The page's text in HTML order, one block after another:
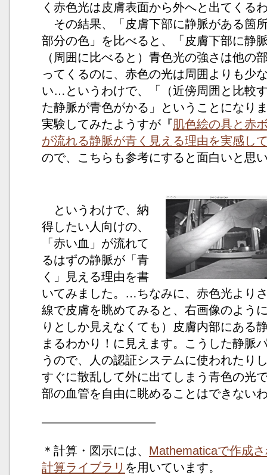
く赤色光は皮膚表面から外へと出てくる
その結果、「皮膚下部に静脈がある箇
部分の色」を比べると、「皮膚下部に静
（周囲に比べると）青色光の強さは他の
ってくるのに、赤色の光は周囲よりも少
い…というわけで、「（近傍周囲と比較
た静脈が青色がかる」ということになり
実験してみたようすが『肌色絵の具と赤
が流れる静脈が青く見える理由を実感し
ので、こちらも参考にすると面白いと思
というわけで、納
得したい人向けの、
「赤い血」が流れて
るはずの静脈が「青
く」見える理由を書
いてみました。…ちなみに、赤色光より
線で皮膚を眺めてみると、右画像のよう
りとしか見えなくても）皮膚内部にある
まるわかり！に見えます。こうした静脈
うので、人の認証システムに使われたり
すぐに散乱して外に出てしまう青色の光
部の血管を自由に眺めることはできない
—————————–
＊計算・図示には、 Mathematicaで作成
計算ライブラリ を用いています。